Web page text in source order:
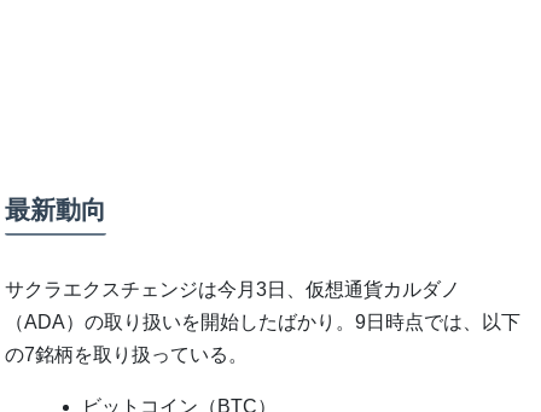
最新動向
サクラエクスチェンジは今月3日、仮想通貨カルダノ
（ADA）の取り扱いを開始したばかり。9日時点では、以下
の7銘柄を取り扱っている。
ビットコイン（BTC）